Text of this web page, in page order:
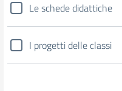
Le schede didattiche
I progetti delle classi